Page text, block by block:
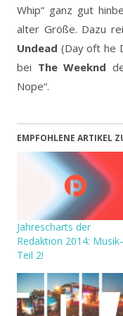
Whip“ ganz gut
alter Größe. Dazu
Undead (Day oft he
bei The Weeknd
Nope“.
EMPFOHLENE ARTIKEL
Jahrescharts der
Redaktion 2014:
Teil 2!